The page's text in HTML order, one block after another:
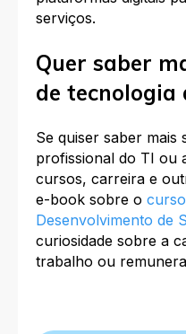
serviços.
Quer saber
de tecnologia
Se quiser saber mais
profissional do TI ou
cursos, carreira e
e-book sobre o
Desenvolvimento de
curiosidade sobre a
trabalho ou